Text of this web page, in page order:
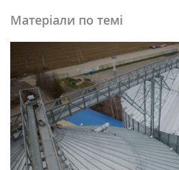
Матеріали по темі